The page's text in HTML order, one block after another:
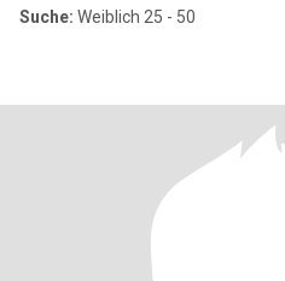
Suche: Weiblich 25 - 50